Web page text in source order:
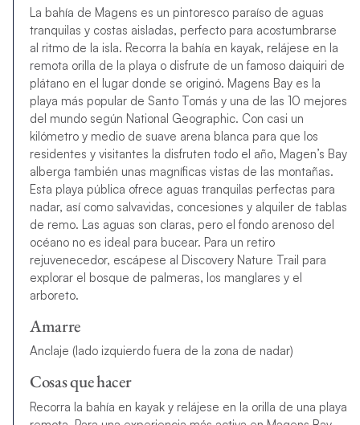
La bahía de Magens es un pintoresco paraíso de aguas
tranquilas y costas aisladas, perfecto para acostumbrarse
al ritmo de la isla. Recorra la bahía en kayak, relájese en la
remota orilla de la playa o disfrute de un famoso daiquiri de
plátano en el lugar donde se originó. Magens Bay es la
playa más popular de Santo Tomás y una de las 10 mejores
del mundo según National Geographic. Con casi un
kilómetro y medio de suave arena blanca para que los
residentes y visitantes la disfruten todo el año, Magen’s Bay
alberga también unas magníficas vistas de las montañas.
Esta playa pública ofrece aguas tranquilas perfectas para
nadar, así como salvavidas, concesiones y alquiler de tablas
de remo. Las aguas son claras, pero el fondo arenoso del
océano no es ideal para bucear. Para un retiro
rejuvenecedor, escápese al Discovery Nature Trail para
explorar el bosque de palmeras, los manglares y el
arboreto.
Amarre
Anclaje (lado izquierdo fuera de la zona de nadar)
Cosas que hacer
Recorra la bahía en kayak y relájese en la orilla de una playa